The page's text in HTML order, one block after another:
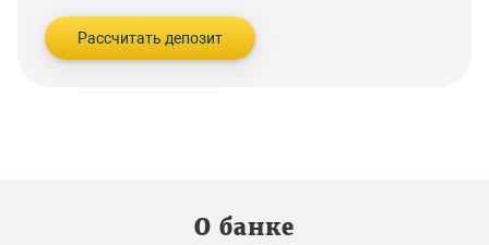
Рассчитать депозит
О банке